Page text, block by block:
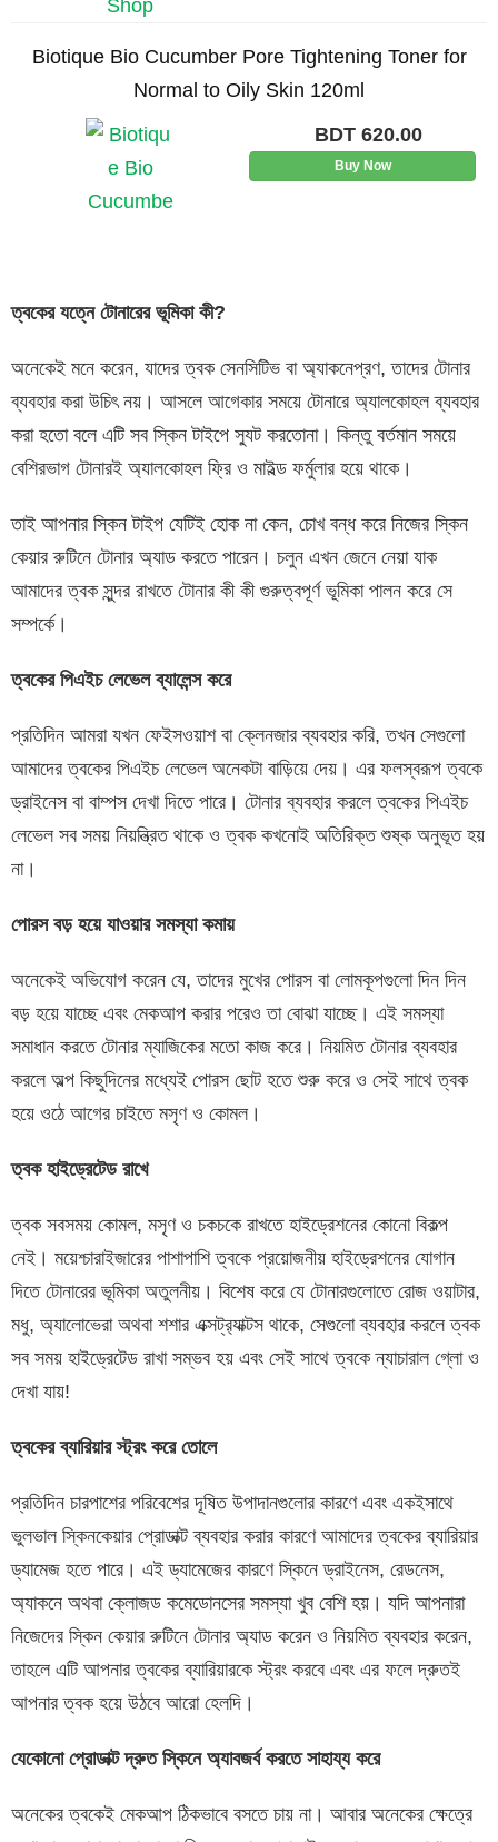
Biotique Bio Cucumber Pore Tightening Toner for
Normal to Oily Skin 120ml
BDT620.00
Buy Now
ত্বকের যত্নে টোনারের ভূমিকা কী?
অনেকেই মনে করেন, যাদের ত্বক সেনসিটিভ বা অ্যাকনেপ্রণ, তাদের টোনার
ব্যবহার করা উচিৎ নয়। আসলে আগেকার সময়ে টোনারে অ্যালকোহল ব্যবহার
করা হতো বলে এটি সব স্কিন টাইপে স্যুট করতোনা। কিন্তু বর্তমান সময়ে
বেশিরভাগ টোনারই অ্যালকোহল ফ্রি ও মাইল্ড ফর্মুলার হয়ে থাকে।
তাই আপনার স্কিন টাইপ যেটিই হোক না কেন, চোখ বন্ধ করে নিজের স্কিন
কেয়ার রুটিনে টোনার অ্যাড করতে পারেন। চলুন এখন জেনে নেয়া যাক
আমাদের ত্বক সুন্দর রাখতে টোনার কী কী গুরুত্বপূর্ণ ভূমিকা পালন করে সে
সম্পর্কে।
ত্বকের পিএইচ লেভেল ব্যালেন্স করে
প্রতিদিন আমরা যখন ফেইসওয়াশ বা ক্লেনজার ব্যবহার করি, তখন সেগুলো
আমাদের ত্বকের পিএইচ লেভেল অনেকটা বাড়িয়ে দেয়। এর ফলস্বরূপ ত্বকে
ড্রাইনেস বা বাম্পস দেখা দিতে পারে। টোনার ব্যবহার করলে ত্বকের পিএইচ
লেভেল সব সময় নিয়ন্ত্রিত থাকে ও ত্বক কখনোই অতিরিক্ত শুষ্ক অনুভূত হয়
না।
পোরস বড় হয়ে যাওয়ার সমস্যা কমায়
অনেকেই অভিযোগ করেন যে, তাদের মুখের পোরস বা লোমকূপগুলো দিন দিন
বড় হয়ে যাচ্ছে এবং মেকআপ করার পরেও তা বোঝা যাচ্ছে। এই সমস্যা
সমাধান করতে টোনার ম্যাজিকের মতো কাজ করে। নিয়মিত টোনার ব্যবহার
করলে অল্প কিছুদিনের মধ্যেই পোরস ছোট হতে শুরু করে ও সেই সাথে ত্বক
হয়ে ওঠে আগের চাইতে মসৃণ ও কোমল।
ত্বক হাইড্রেটেড রাখে
ত্বক সবসময় কোমল, মসৃণ ও চকচকে রাখতে হাইড্রেশনের কোনো বিকল্প
নেই। ময়েশ্চারাইজারের পাশাপাশি ত্বকে প্রয়োজনীয় হাইড্রেশনের যোগান
দিতে টোনারের ভূমিকা অতুলনীয়। বিশেষ করে যে টোনারগুলোতে রোজ ওয়াটার,
মধু, অ্যালোভেরা অথবা শশার এক্সট্র‍্যাক্টস থাকে, সেগুলো ব্যবহার করলে ত্বক
সব সময় হাইড্রেটেড রাখা সম্ভব হয় এবং সেই সাথে ত্বকে ন্যাচারাল গ্লো ও
দেখা যায়!
ত্বকের ব্যারিয়ার স্ট্রং করে তোলে
প্রতিদিন চারপাশের পরিবেশের দূষিত উপাদানগুলোর কারণে এবং একইসাথে
ভুলভাল স্কিনকেয়ার প্রোডাক্ট ব্যবহার করার কারণে আমাদের ত্বকের ব্যারিয়ার
ড্যামেজ হতে পারে। এই ড্যামেজের কারণে স্কিনে ড্রাইনেস, রেডনেস,
অ্যাকনে অথবা ক্লোজড কমেডোনসের সমস্যা খুব বেশি হয়। যদি আপনারা
নিজেদের স্কিন কেয়ার রুটিনে টোনার অ্যাড করেন ও নিয়মিত ব্যবহার করেন,
তাহলে এটি আপনার ত্বকের ব্যারিয়ারকে স্ট্রং করবে এবং এর ফলে দ্রুতই
আপনার ত্বক হয়ে উঠবে আরো হেলদি।
যেকোনো প্রোডাক্ট দ্রুত স্কিনে অ্যাবজর্ব করতে সাহায্য করে
অনেকের ত্বকেই মেকআপ ঠিকভাবে বসতে চায় না। আবার অনেকের ক্ষেত্রে